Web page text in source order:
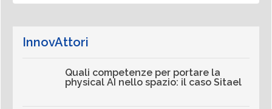
InnovAttori
Quali competenze per portare la
physical AI nello spazio: il caso Sitael